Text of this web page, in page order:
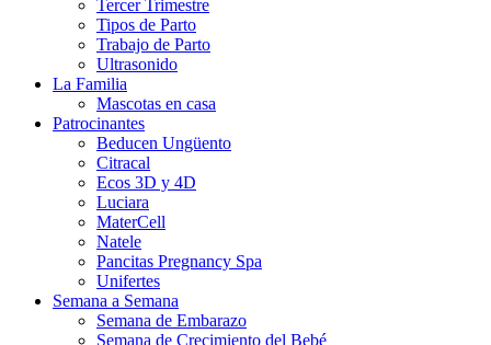
Tercer Trimestre
Tipos de Parto
Trabajo de Parto
Ultrasonido
La Familia
Mascotas en casa
Patrocinantes
Beducen Ungüento
Citracal
Ecos 3D y 4D
Luciara
MaterCell
Natele
Pancitas Pregnancy Spa
Unifertes
Semana a Semana
Semana de Embarazo
Semana de Crecimiento del Bebé